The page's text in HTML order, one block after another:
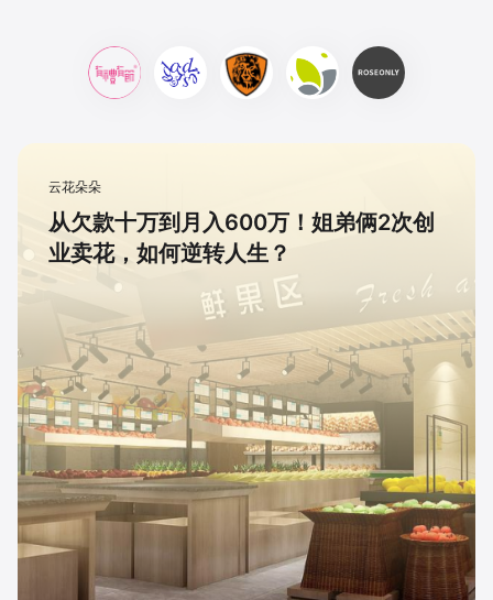
云花朵朵
从欠款十万到月入600万！姐弟俩2次创
业卖花，如何逆转人生？